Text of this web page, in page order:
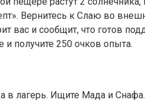
Вернитесь к Слаю во
вас и сообщит, что готов
получите 250 очков опыта.
в лагерь. Ищите Мада и